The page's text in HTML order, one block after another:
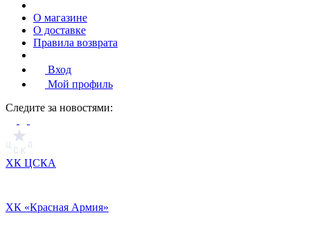
О магазине
О доставке
Правила возврата
Вход
Мой профиль
Cледите за новостями:
ХК ЦСКА
ХК «Красная Армия»